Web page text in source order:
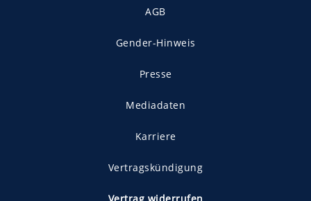
AGB
Gender-Hinweis
Presse
Mediadaten
Karriere
Vertragskündigung